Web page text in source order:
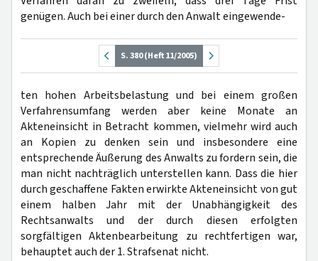
genügen. Auch bei einer durch den Anwalt eingewende-
S. 380 (Heft 11/2005)
ten hohen Arbeitsbelastung und bei einem großen
Verfahrensumfang werden aber keine Monate an
Akteneinsicht in Betracht kommen, vielmehr wird auch
an Kopien zu denken sein und insbesondere eine
entsprechende Äußerung des Anwalts zu fordern sein, die
man nicht nachträglich unterstellen kann. Dass die hier
durch geschaffene Fakten erwirkte Akteneinsicht von gut
einem halben Jahr mit der Unabhängigkeit des
Rechtsanwalts und der durch diesen erfolgten
sorgfältigen Aktenbearbeitung zu rechtfertigen war,
behauptet auch der 1. Strafsenat nicht.